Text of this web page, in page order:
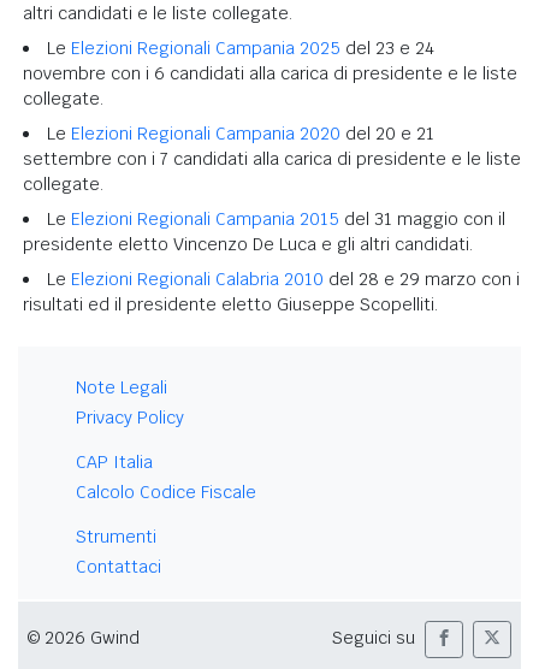
altri candidati e le liste collegate.
Le Elezioni Regionali Campania 2025 del 23 e 24
novembre con i 6 candidati alla carica di presidente e le liste
collegate.
Le Elezioni Regionali Campania 2020 del 20 e 21
settembre con i 7 candidati alla carica di presidente e le liste
collegate.
Le Elezioni Regionali Campania 2015 del 31 maggio con il
presidente eletto Vincenzo De Luca e gli altri candidati.
Le Elezioni Regionali Calabria 2010 del 28 e 29 marzo con i
risultati ed il presidente eletto Giuseppe Scopelliti.
Note Legali
Privacy Policy
CAP Italia
Calcolo Codice Fiscale
Strumenti
Contattaci
© 2026 Gwind Seguici su